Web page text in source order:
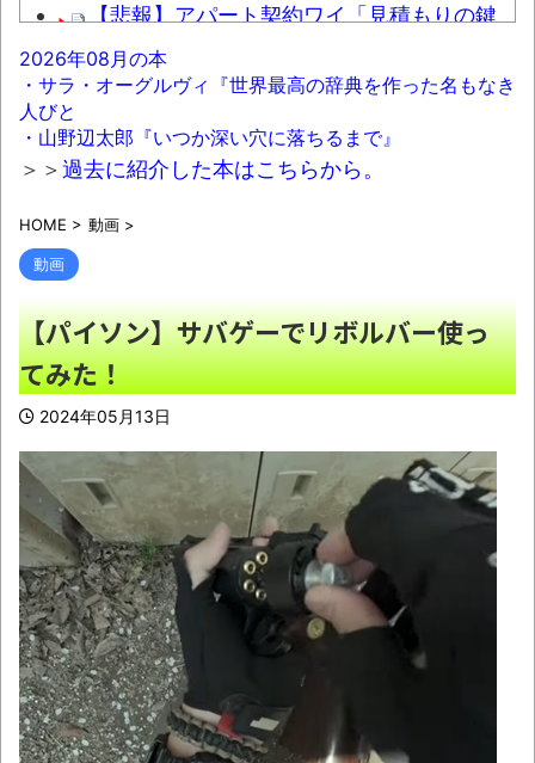
【悲報】アパート契約ワイ「見積もりの鍵
交換費20万って何ですか？」不動産屋「鍵を新
しい物に交換したのです」NEW!
【画像】瀬戸環奈さん、パチ屋にイベント
来店ｗｗｗｗｗｗｗｗNEW!
難所って10年前と同レベルなの(ドン引き
【画像】司会者「ヒントは あのちゃんが寝
る前やってる事やで」あのちゃん「ぼくわかっ
たかも」NEW!
彫り師YouTuber「スミ入れてるヤツ、全員
い、挨拶もできない」 NEW!
ギャル2人「トイレ行こー」→そのまま2人
で多目的トイレに入って・・・え？？？女性っ
てこれ普通なの？？？
NEW!
【画像】最近の女子プロレス、もう普通に
レベルが高い
【動画】ゴルフ中の嵐を撮影していた男性
が雷に打たれる事故。NEW!
2026年08月の本
・サラ・オーグルヴィ『世界最高の辞典を作った名もなき
人びと
・山野辺太郎『いつか深い穴に落ちるまで』
＞＞過去に紹介した本はこちらから。
HOME > 動画 >
動画
【パイソン】サバゲーでリボルバー使っ
てみた！
2024年05月13日